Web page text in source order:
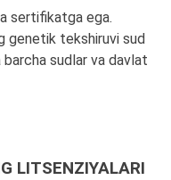
sertifikatga ega.
genetik tekshiruvi sud
sudlar va davlat
LITSENZIYALARI